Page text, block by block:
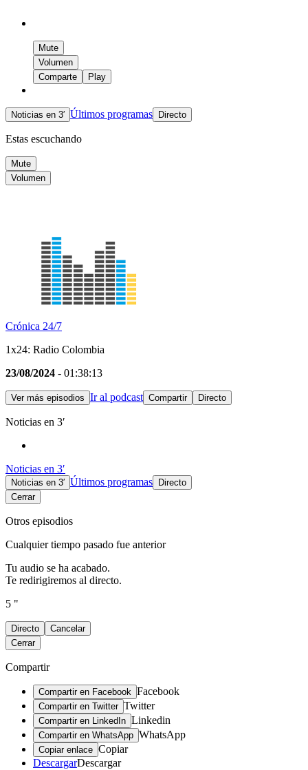
Mute
Volumen
Comparte
Play
Noticias en 3′ Últimos programas Directo
Estas escuchando
Mute
Volumen
Crónica 24/7
1x24: Radio Colombia
23/08/2024 - 01:38:13
Ver más episodios Ir al podcast Compartir Directo
Noticias en 3′
Noticias en 3′
Noticias en 3′ Últimos programas
Directo
Cerrar
Otros episodios
Cualquier tiempo pasado fue anterior
Tu audio se ha acabado.
Te redirigiremos al directo.
5 "
Directo
Cancelar
Cerrar
Compartir
Compartir en Facebook Facebook
Compartir en Twitter Twitter
Compartir en LinkedIn Linkedin
Compartir en WhatsApp WhatsApp
Copiar enlace Copiar
DescargarDescargar